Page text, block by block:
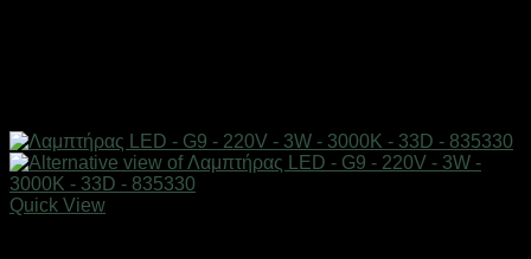
Quick View